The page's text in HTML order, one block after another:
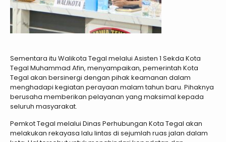
Sementara itu Walikota Tegal melalui Asisten 1 Sekda Kota
Tegal Muhammad Afin, menyampaikan, pemerintah Kota
Tegal akan bersinergi dengan pihak keamanan dalam
menghadapi kegiatan perayaan malam tahun baru. Pihaknya
berusaha memberikan pelayanan yang maksimal kepada
seluruh masyarakat.
Pemkot Tegal melalui Dinas Perhubungan Kota Tegal akan
melakukan rekayasa lalu lintas di sejumlah ruas jalan dalam